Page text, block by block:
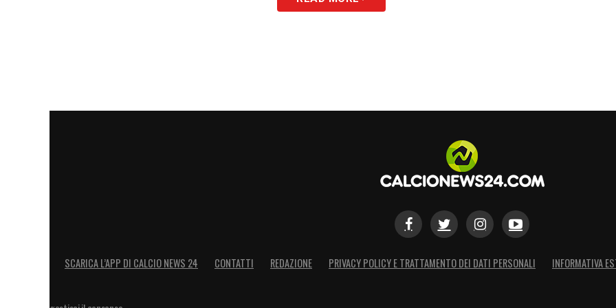
SCARICA L’APP DI CALCIO NEWS 24 CONTATTI REDAZIONE PRIVACY POLICY E TRATTAMENTO DEI DATI PERSONALI INFORMATIVA